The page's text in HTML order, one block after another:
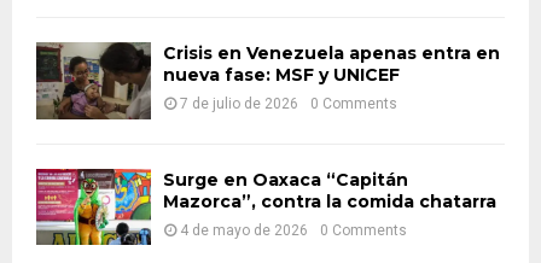
o
:
Crisis en Venezuela apenas entra en
nueva fase: MSF y UNICEF
7 de julio de 2026 0 Comments
Surge en Oaxaca “Capitán
Mazorca”, contra la comida chatarra
4 de mayo de 2026 0 Comments